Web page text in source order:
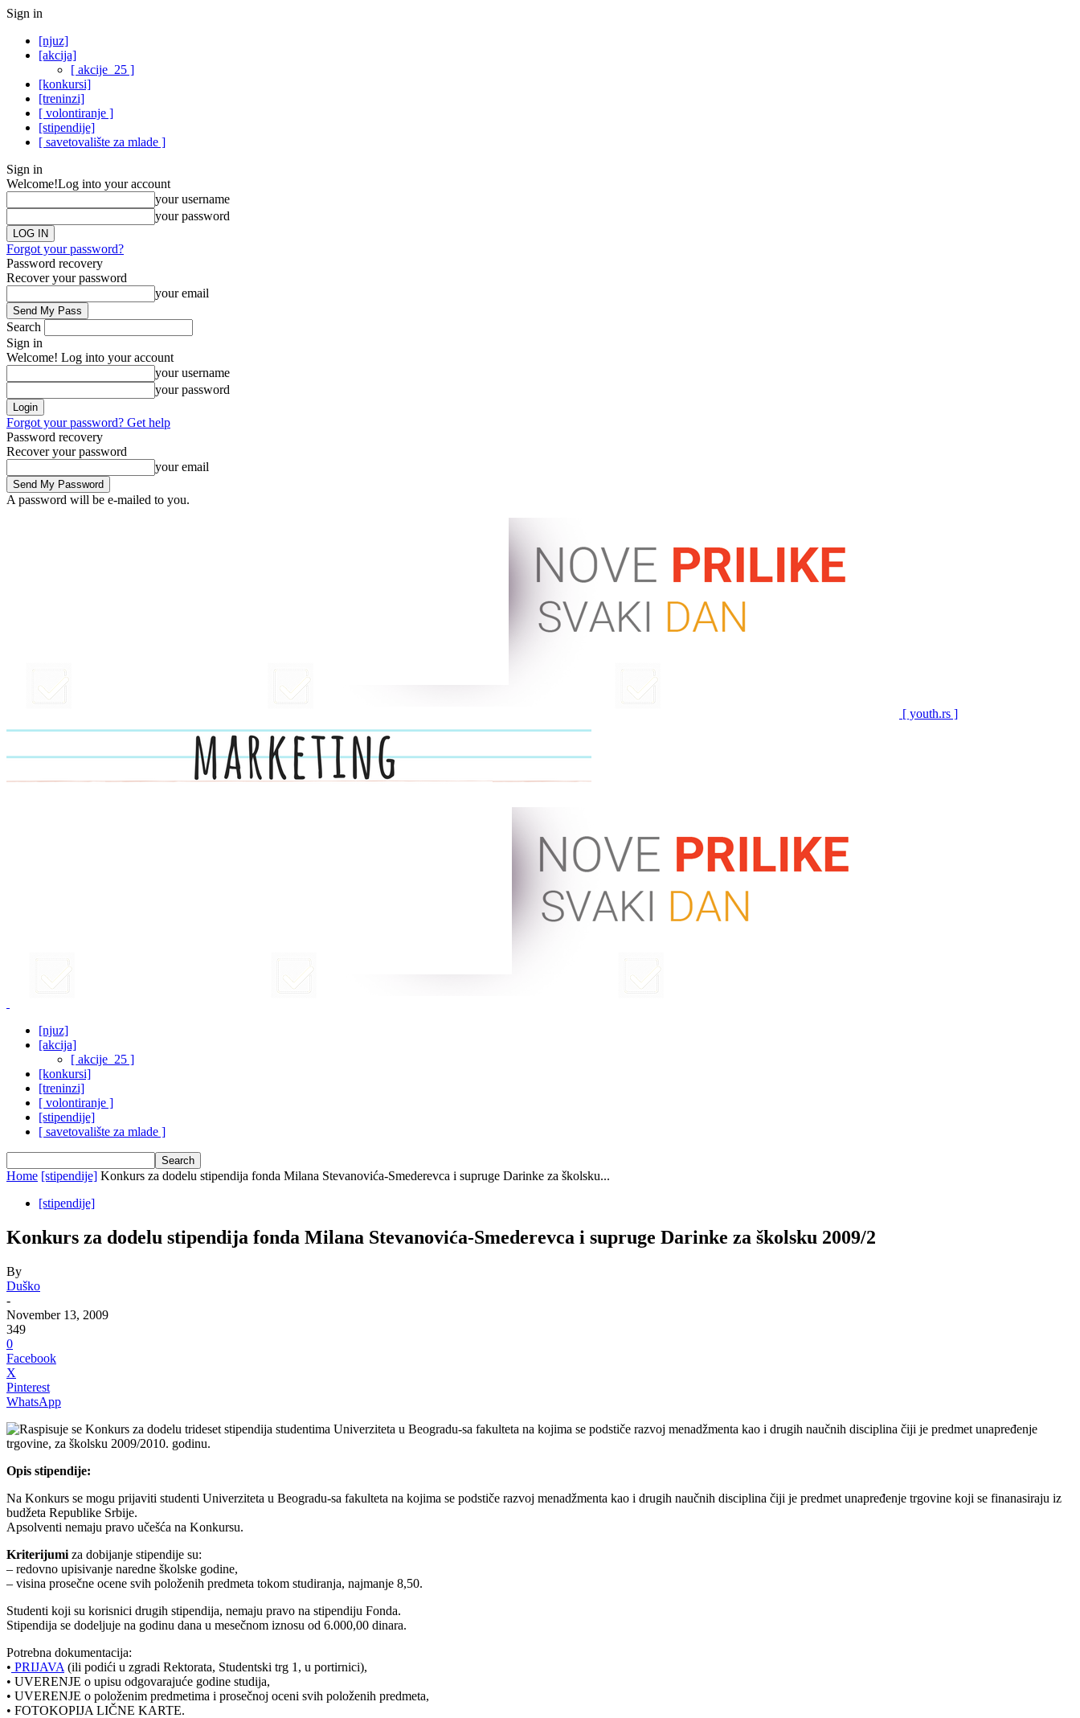
Sign in
[njuz]
[akcija]
[ akcije_25 ]
[konkursi]
[treninzi]
[ volontiranje ]
[stipendije]
[ savetovalište za mlade ]
Sign in
Welcome!Log into your account
your username
your password
Forgot your password?
Password recovery
Recover your password
your email
Search
Sign in
Welcome! Log into your account
your username
your password
Forgot your password? Get help
Password recovery
Recover your password
your email
A password will be e-mailed to you.
[ youth.rs ]
[njuz]
[akcija]
[ akcije_25 ]
[konkursi]
[treninzi]
[ volontiranje ]
[stipendije]
[ savetovalište za mlade ]
Home [stipendije] Konkurs za dodelu stipendija fonda Milana Stevanovića-Smederevca i supruge Darinke za školsku...
[stipendije]
Konkurs za dodelu stipendija fonda Milana Stevanovića-Smederevca i supruge Darinke za školsku 2009/2
By
Duško
-
November 13, 2009
349
0
Facebook
X
Pinterest
WhatsApp
Raspisuje se Konkurs za dodelu trideset stipendija studentima Univerziteta u Beogradu-sa fakulteta na kojima se podstiče razvoj menadžmenta kao i drugih naučnih disciplina čiji je predmet unapređenje
trgovine, za školsku 2009/2010. godinu.
Opis stipendije:
Na Konkurs se mogu prijaviti studenti Univerziteta u Beogradu-sa fakulteta na kojima se podstiče razvoj menadžmenta kao i drugih naučnih disciplina čiji je predmet unapređenje trgovine koji se finanasiraju iz
budžeta Republike Srbije.
Apsolventi nemaju pravo učešća na Konkursu.
Kriterijumi za dobijanje stipendije su:
– redovno upisivanje naredne školske godine,
– visina prosečne ocene svih položenih predmeta tokom studiranja, najmanje 8,50.
Studenti koji su korisnici drugih stipendija, nemaju pravo na stipendiju Fonda.
Stipendija se dodeljuje na godinu dana u mesečnom iznosu od 6.000,00 dinara.
Potrebna dokumentacija:
• PRIJAVA (ili podići u zgradi Rektorata, Studentski trg 1, u portirnici),
• UVERENJE o upisu odgovarajuće godine studija,
• UVERENJE o položenim predmetima i prosečnoj oceni svih položenih predmeta,
• FOTOKOPIJA LIČNE KARTE.